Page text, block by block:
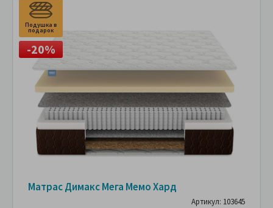
Подушка в
подарок
-20%
Матрас Димакс Мега Мемо Хард
Артикул: 103645